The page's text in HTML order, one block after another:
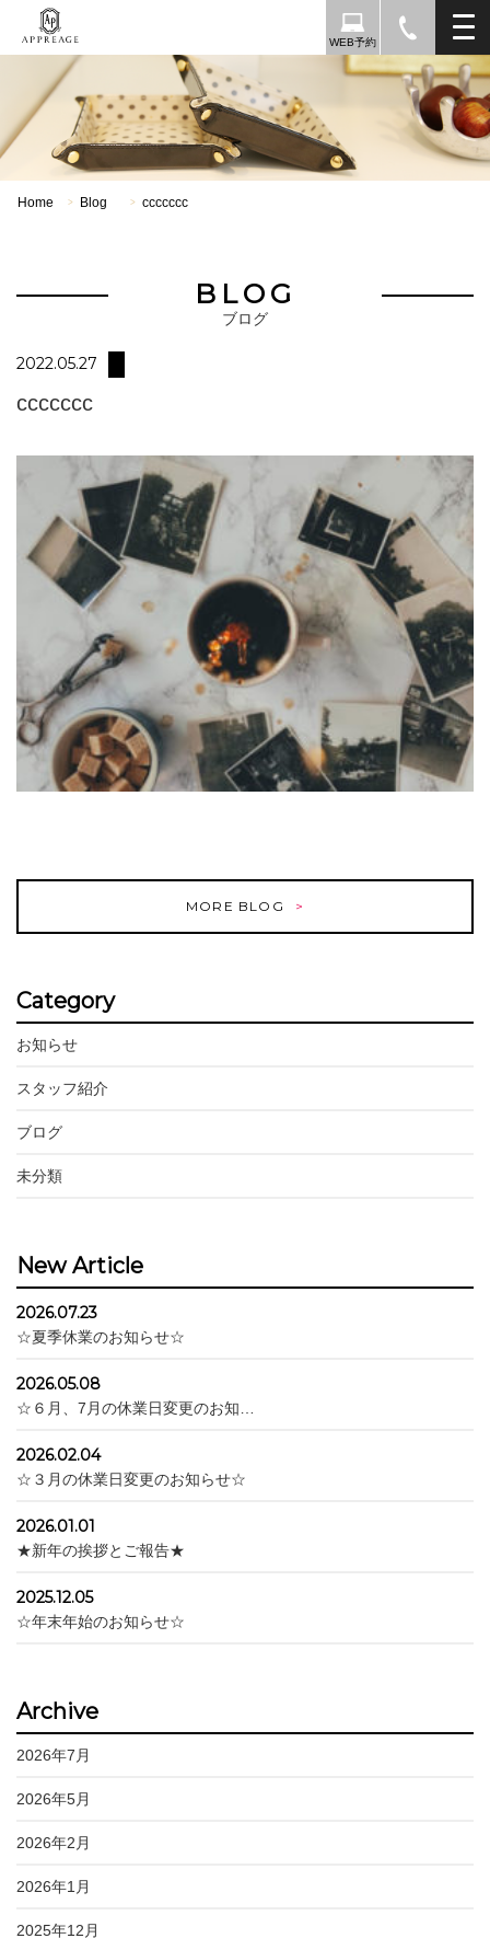
WEB予約
Home > Blog > ccccccc
BLOG
ブログ
2022.05.27
ccccccc
MORE BLOG
Category
お知らせ
スタッフ紹介
ブログ
未分類
New Article
2026.07.23
☆夏季休業のお知らせ☆
2026.05.08
☆６月、7月の休業日変更のお知…
2026.02.04
☆３月の休業日変更のお知らせ☆
2026.01.01
★新年の挨拶とご報告★
2025.12.05
☆年末年始のお知らせ☆
Archive
2026年7月
2026年5月
2026年2月
2026年1月
2025年12月